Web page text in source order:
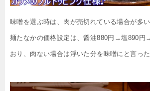
味噌を選ぶ時は、肉が売切れている場合が多い
麺たなかの価格設定は、醤油880円→塩890円
おり、肉ない場合は浮いた分を味噌にと言っ